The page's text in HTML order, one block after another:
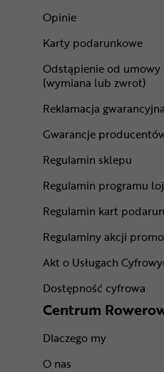
Opinie
Karty podarunkowe
Odstąpienie od umowy
(wymiana lub zwrot)
Reklamacja gwarancyjna
Gwarancje
Regulamin sklepu
Regulamin programu
Regulamin kart
Regulaminy akcji
Akt o Usługach
Dostępność cyfrowa
Centrum
Dlaczego my
O nas